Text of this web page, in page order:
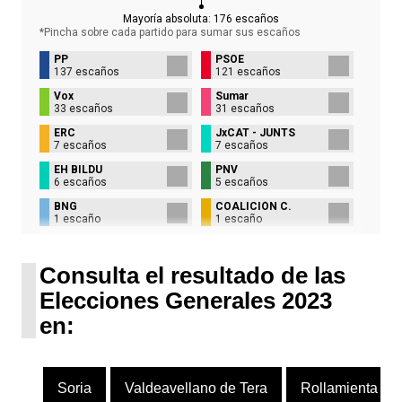
Mayoría absoluta: 176 escaños
*Pincha sobre cada partido para sumar sus escaños
PP
137 escaños
PSOE
121 escaños
Vox
33 escaños
Sumar
31 escaños
ERC
7 escaños
JxCAT - JUNTS
7 escaños
EH BILDU
6 escaños
PNV
5 escaños
BNG
1 escaño
COALICIÓN C.
1 escaño
Consulta el resultado de las
Elecciones Generales 2023
en:
Soria Valdeavellano de Tera Rollamienta